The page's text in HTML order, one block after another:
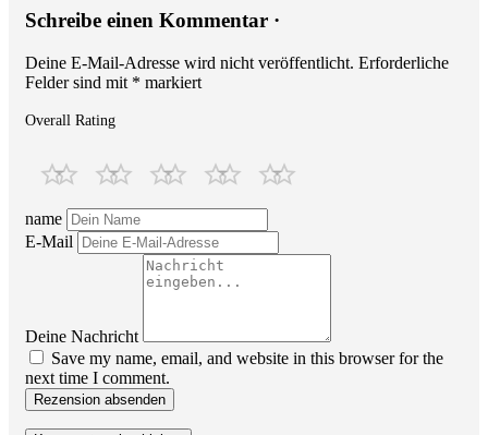
Schreibe einen Kommentar ·
Deine E-Mail-Adresse wird nicht veröffentlicht. Erforderliche
Felder sind mit * markiert
Overall Rating
name
E-Mail
Deine Nachricht
Save my name, email, and website in this browser for the
next time I comment.
Rezension absenden